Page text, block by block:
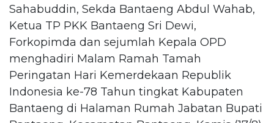
Sahabuddin, Sekda Bantaeng Abdul Wahab,
Ketua TP PKK Bantaeng Sri Dewi,
Forkopimda dan sejumlah Kepala OPD
menghadiri Malam Ramah Tamah
Peringatan Hari Kemerdekaan Republik
Indonesia ke-78 Tahun tingkat Kabupaten
Bantaeng di Halaman Rumah Jabatan Bupati